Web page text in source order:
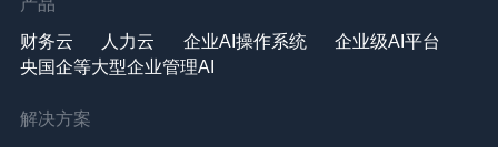
财务云 人力云 企业AI操作系统
企业级AI平台
央国企等大型企业管理AI
解决方案